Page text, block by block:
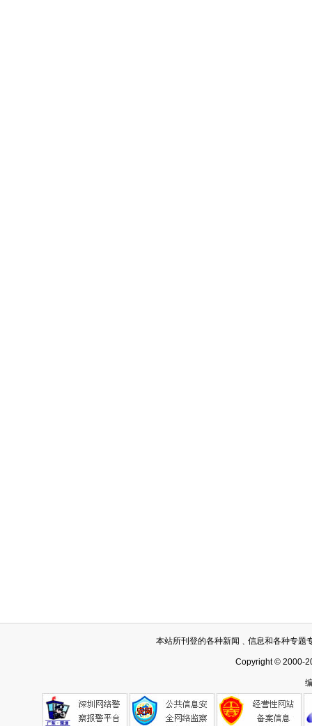
本站所刊登的各种新闻﹑信息和各种专题
Copyright © 2000-